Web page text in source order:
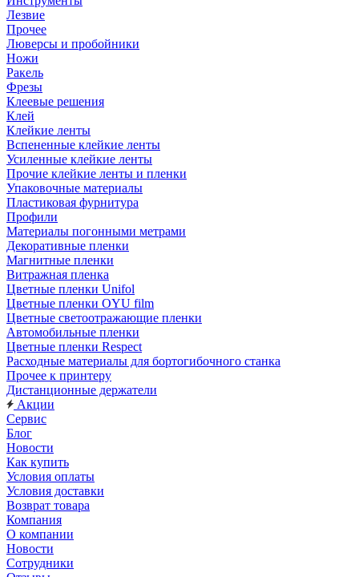
Лезвие
Прочее
Люверсы и пробойники
Ножи
Ракель
Фрезы
Клеевые решения
Клей
Клейкие ленты
Вспененные клейкие ленты
Усиленные клейкие ленты
Прочие клейкие ленты и пленки
Упаковочные материалы
Пластиковая фурнитура
Профили
Материалы погонными метрами
Декоративные пленки
Магнитные пленки
Витражная пленка
Цветные пленки Unifol
Цветные пленки OYU film
Цветные светоотражающие пленки
Автомобильные пленки
Цветные пленки Respect
Расходные материалы для бортогибочного станка
Прочее к принтеру
Дистанционные держатели
Акции
Сервис
Блог
Новости
Как купить
Условия оплаты
Условия доставки
Возврат товара
Компания
О компании
Новости
Сотрудники